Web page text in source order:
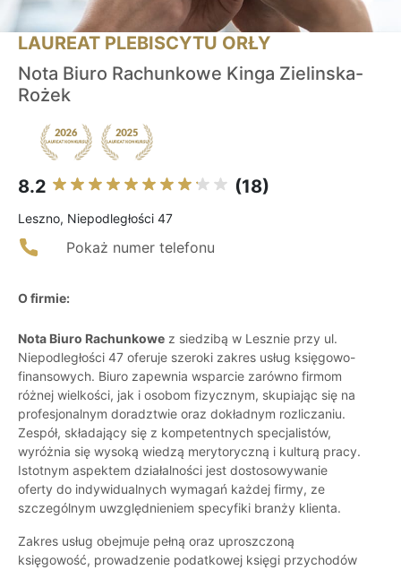
LAUREAT PLEBISCYTU ORŁY
Nota Biuro Rachunkowe Kinga Zielinska-
Rożek
8.2 (18)
Leszno, Niepodległości 47
Pokaż numer telefonu
O firmie:
Nota Biuro Rachunkowe z siedzibą w Lesznie przy ul.
Niepodległości 47 oferuje szeroki zakres usług księgowo-
finansowych. Biuro zapewnia wsparcie zarówno firmom
różnej wielkości, jak i osobom fizycznym, skupiając się na
profesjonalnym doradztwie oraz dokładnym rozliczaniu.
Zespół, składający się z kompetentnych specjalistów,
wyróżnia się wysoką wiedzą merytoryczną i kulturą pracy.
Istotnym aspektem działalności jest dostosowywanie
oferty do indywidualnych wymagań każdej firmy, ze
szczególnym uwzględnieniem specyfiki branży klienta.
Zakres usług obejmuje pełną oraz uproszczoną
księgowość, prowadzenie podatkowej księgi przychodów